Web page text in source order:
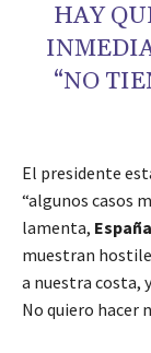
HAY
“NO
El presidente
“algunos casos
lamenta, España
muestran
a nuestra costa,
No quiero hacer